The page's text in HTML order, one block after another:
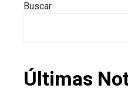
Buscar
Últimas